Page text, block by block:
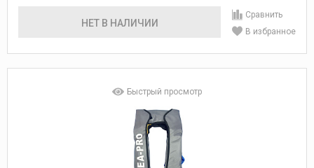
НЕТ В НАЛИЧИИ
Сравнить
В избранное
Быстрый просмотр